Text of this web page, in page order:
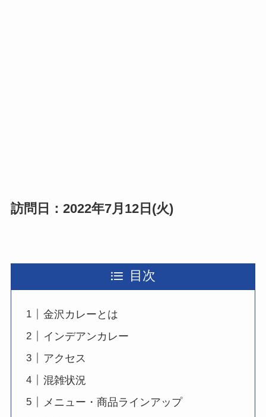
訪問日：2022年7月12日(火)
目次
金沢カレーとは
インデアンカレー
アクセス
混雑状況
メニュー・商品ラインアップ